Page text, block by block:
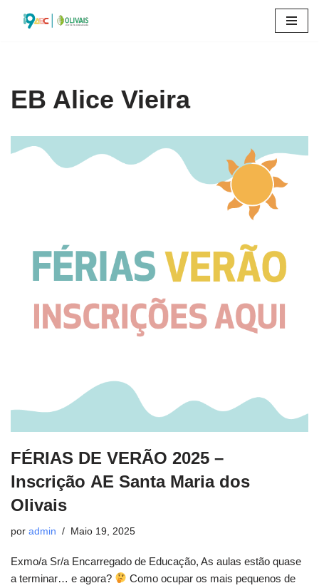
conteúdo
EB Alice Vieira
FÉRIAS DE VERÃO 2025 –
Inscrição AE Santa Maria dos
Olivais
por admin Maio 19, 2025
Exmo/a Sr/a Encarregado de Educação, As aulas estão quase
a terminar… e agora?
Como ocupar os mais pequenos de